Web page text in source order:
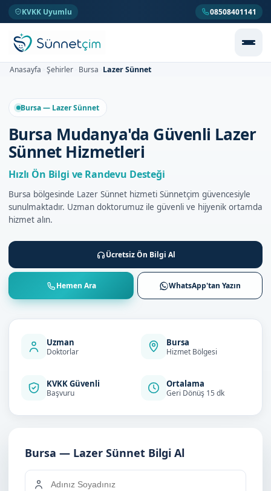
KVKK Uyumlu 08508401141
Anasayfa Şehirler Bursa Lazer Sünnet
Bursa — Lazer Sünnet
Bursa Mudanya'da Güvenli Lazer
Sünnet Hizmetleri
Hızlı Ön Bilgi ve Randevu Desteği
Bursa bölgesinde Lazer Sünnet hizmeti Sünnetçim güvencesiyle
sunulmaktadır. Uzman doktorumuz ile güvenli ve hijyenik ortamda
hizmet alın.
Ücretsiz Ön Bilgi Al
Hemen Ara WhatsApp'tan Yazın
Uzman
Doktorlar
Bursa
Hizmet Bölgesi
KVKK Güvenli
Başvuru
Ortalama
Geri Dönüş 15 dk
Bursa — Lazer Sünnet Bilgi Al